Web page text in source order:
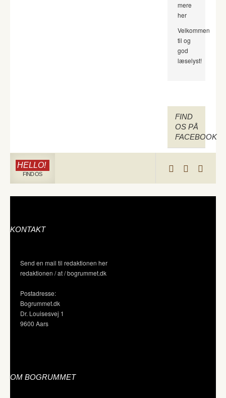
mere
her
Velkommen
til og
god
læselyst!
FIND
OS PÅ
FACEBOOK
HELLO!
FIND OS
KONTAKT
Send en mail til redaktionen her
redaktionen / at / bogrummet.dk
Postadresse:
Bogrummet.dk
Dr. Louisesvej 1
9600 Aars
OM BOGRUMMET